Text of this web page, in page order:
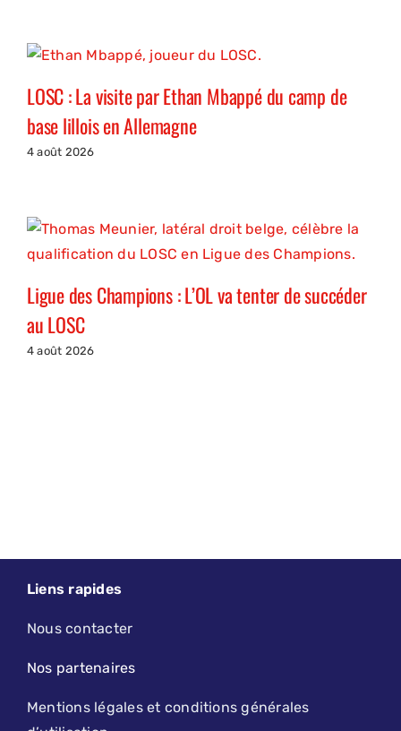
LOSC : La visite par Ethan Mbappé du camp de
base lillois en Allemagne
4 août 2026
Ligue des Champions : L’OL va tenter de succéder
au LOSC
4 août 2026
Liens rapides
Nous contacter
Nos partenaires
Mentions légales et conditions générales